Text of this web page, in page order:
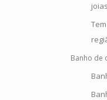
Banho de